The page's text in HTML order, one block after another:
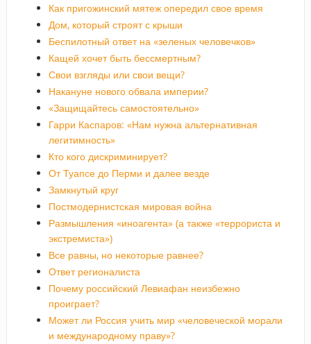
Как пригожинский мятеж опередил свое время
Дом, который строят с крыши
Беспилотный ответ на «зеленых человечков»
Кащей хочет быть бессмертным?
Свои взгляды или свои вещи?
Накануне нового обвала империи?
«Защищайтесь самостоятельно»
Гарри Каспаров: «Нам нужна альтернативная
легитимность»
Кто кого дискриминирует?
От Туапсе до Перми и далее везде
Замкнутый круг
Постмодернистская мировая война
Размышления «иноагента» (а также «террориста и
экстремиста»)
Все равны, но некоторые равнее?
Ответ регионалиста
Почему российский Левиафан неизбежно
проиграет?
Может ли Россия учить мир «человеческой морали
и международному праву»?